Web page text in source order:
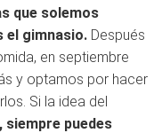
que solemos
el gimnasio. Después
en septiembre
y optamos por hacer
Si la idea del
, siempre puedes